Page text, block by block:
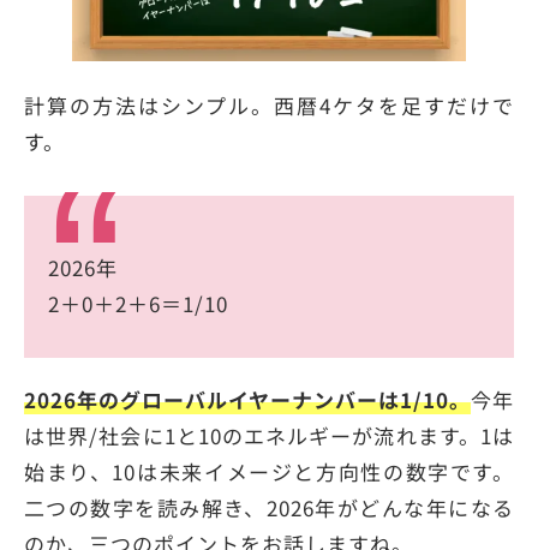
計算の方法はシンプル。西暦4ケタを足すだけで
す。
2026年
2＋0＋2＋6＝1/10
2026年のグローバルイヤーナンバーは1/10。今年
は世界/社会に1と10のエネルギーが流れます。1は
始まり、10は未来イメージと方向性の数字です。
二つの数字を読み解き、2026年がどんな年になる
のか、三つのポイントをお話しますね。